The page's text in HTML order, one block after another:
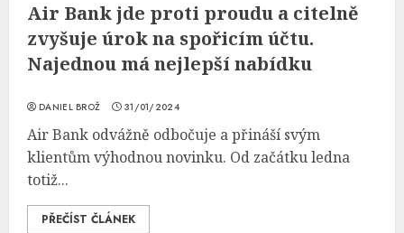
Air Bank jde proti proudu a citelně
zvyšuje úrok na spořicím účtu.
Najednou má nejlepší nabídku
DANIEL BROŽ 31/01/2024
Air Bank odvážně odbočuje a přináší svým
klientům výhodnou novinku. Od začátku ledna
totiž...
PŘEČÍST ČLÁNEK